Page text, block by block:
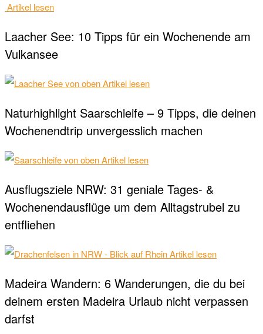
Artikel lesen
Laacher See: 10 Tipps für ein Wochenende am
Vulkansee
Artikel lesen
Naturhighlight Saarschleife – 9 Tipps, die deinen
Wochenendtrip unvergesslich machen
Artikel lesen
Ausflugsziele NRW: 31 geniale Tages- &
Wochenendausflüge um dem Alltagstrubel zu
entfliehen
Artikel lesen
Madeira Wandern: 6 Wanderungen, die du bei
deinem ersten Madeira Urlaub nicht verpassen
darfst